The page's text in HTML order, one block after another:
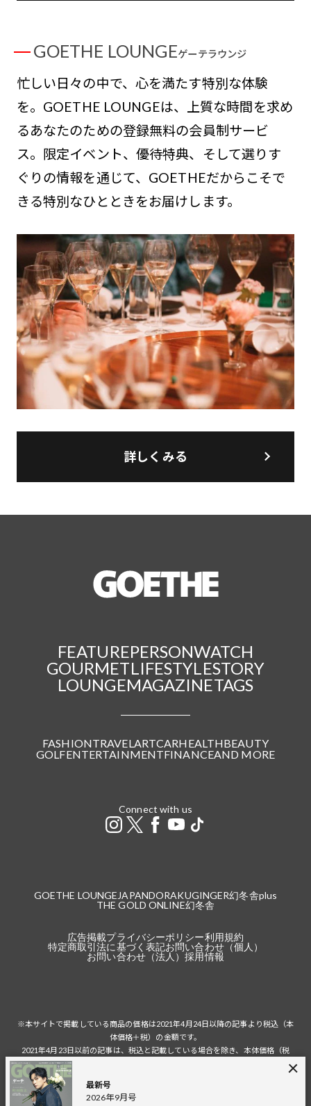
GOETHE LOUNGEゲーテラウンジ
忙しい日々の中で、心を満たす特別な体験
を。GOETHE LOUNGEは、上質な時間を求め
るあなたのための登録無料の会員制サービ
ス。限定イベント、優待特典、そして選りす
ぐりの情報を通じて、GOETHEだからこそで
きる特別なひとときをお届けします。
詳しくみる
最新号
2026年9月号
FEATUREPERSONWATCH
GOURMETLIFESTYLESTORY
LOUNGEMAGAZINETAGS
FASHIONTRAVELARTCARHEALTHBEAUTY
GOLFENTERTAINMENTFINANCEAND MORE
Connect with us
GOETHE LOUNGE JAPANDORAKUGINGER幻冬舎plus
THE GOLD ONLINE幻冬舎
広告掲載プライバシーポリシー利用規約
特定商取引法に基づく表記お問い合わせ（個人）
お問い合わせ（法人）採用情報
※本サイトで掲載している商品の価格は2021年4月24日以降の記事より税込（本
体価格＋税）の金額です。
2021年4月23日以前の記事は、税込と記載している場合を除き、本体価格（税
税込の場合の税額は掲載当時の税率に準じます。